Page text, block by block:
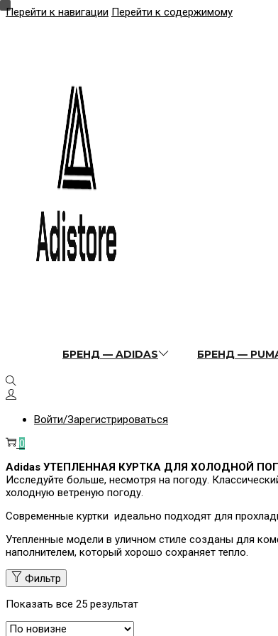
Перейти к навигации Перейти к содержимому
БРЕНД — ADIDAS БРЕНД —
Войти/Зарегистрироваться
0
Adidas УТЕПЛЕННАЯ КУРТКА ДЛЯ ХОЛОДНОЙ
Исследуйте больше, несмотря на погоду.
холодную ветреную погоду.
Современные куртки идеально подходят для
Утепленные модели в уличном стиле созданы для
наполнителем, который хорошо сохраняет тепло.
Фильтр
Показать все 25 результат